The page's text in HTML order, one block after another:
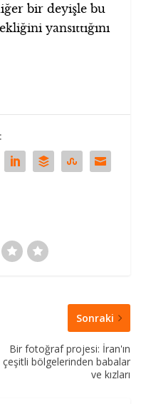
bir deyişle bu
yansıttığını
Sonraki
Bir fotoğraf projesi: İran'ın
çeşitli bölgelerinden babalar
ve kızları